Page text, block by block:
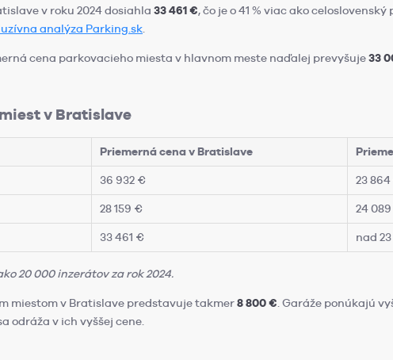
v roku 2024 dosiahla 33 461 €, čo je o 41 % viac ako
analýza Parking.sk.
cena parkovacieho miesta v hlavnom meste naďalej prevyšuje33
v Bratislave
Priemerná cena v Bratislave
36 932 € 23
28 159 € 24
33 461 € nad
20 000 inzerátov za rok 2024.
miestom v Bratislave predstavuje takmer8 800 €. Garáže ponúkajú
odráža v ich vyššej cene.